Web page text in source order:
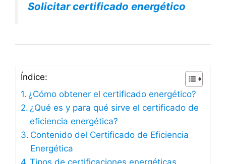
Solicitar certificado energético
Índice:
¿Cómo obtener el certificado energético?
¿Qué es y para qué sirve el certificado de
eficiencia energética?
Contenido del Certificado de Eficiencia
Energética
Tipos de certificaciones energéticas